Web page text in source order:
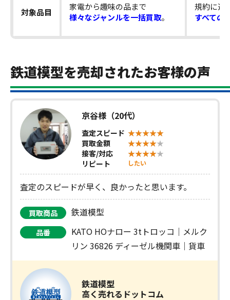
対象品目
家電から趣味の品まで
様々なジャンルを一括買取。
規約に違
すべての
鉄道模型を売却されたお客様の声
京谷様（20代）
査定スピード
買取金額
接客/対応
リピート
したい
査定のスピードが早く、良かったと思います。
買取商品 鉄道模型
品番
KATO HOナロー 3tトロッコ｜メルク
リン 36826 ディーゼル機関車｜貨車
鉄道模型
高く売れるドットコム